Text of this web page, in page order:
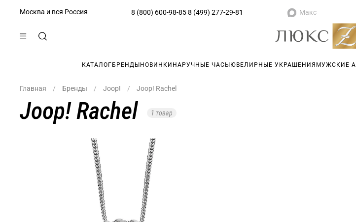
Москва и вся Россия 8 (800) 600-98-85 8 (499) 277-29-81 Макс
КАТАЛОГ БРЕНДЫ НОВИНКИ НАРУЧНЫЕ ЧАСЫ ЮВЕЛИРНЫЕ УКРАШЕНИЯ МУЖСКИЕ
Главная Бренды Joop! Joop! Rachel
Joop! Rachel 1 товар